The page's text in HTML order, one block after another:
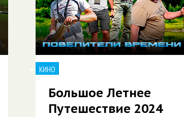
КИНО
Большое Летнее
Путешествие 2024